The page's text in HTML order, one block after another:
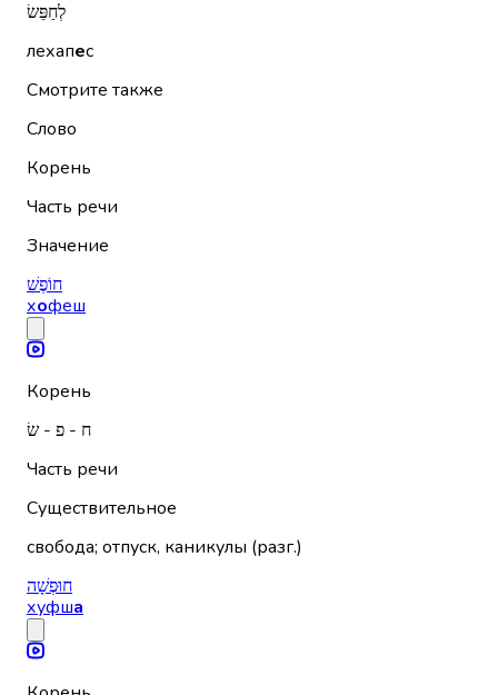
לְחַפֵּשׂ
лехапес
Смотрите также
Слово
Корень
Часть речи
Значение
חוֹפֶשׁ
хофеш
Корень
ח - פ - שׂ
Часть речи
Существительное
свобода; отпуск, каникулы (разг.)
חוּפְשָׁה
хуфша